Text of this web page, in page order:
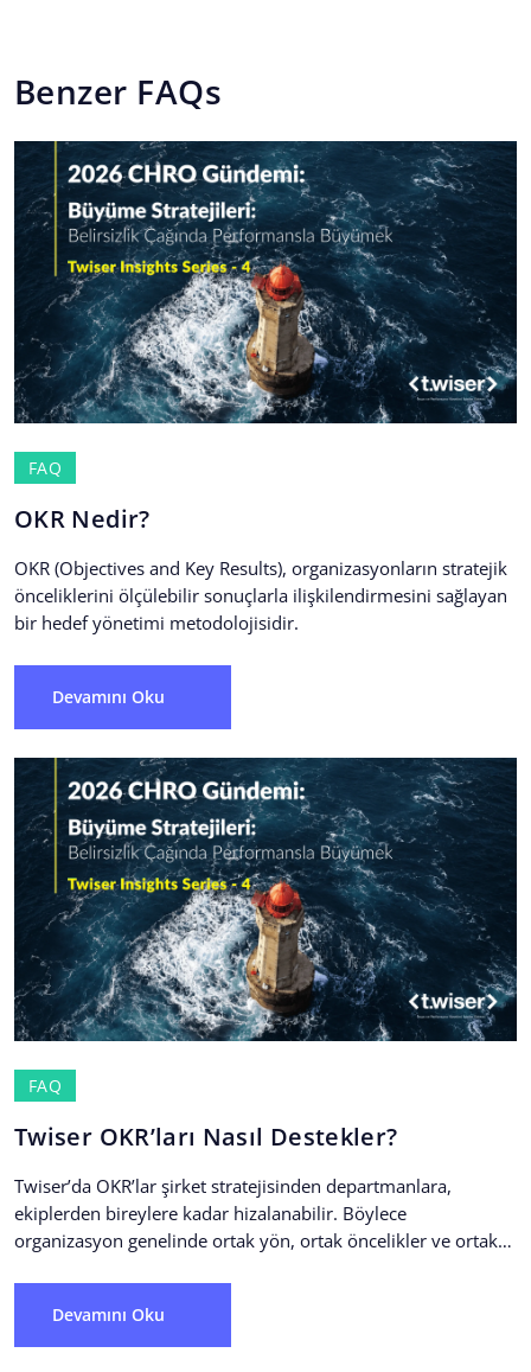
Benzer FAQs
FAQ
OKR Nedir?
OKR (Objectives and Key Results), organizasyonların stratejik
önceliklerini ölçülebilir sonuçlarla ilişkilendirmesini sağlayan
bir hedef yönetimi metodolojisidir.
Devamını Oku
FAQ
Twiser OKR’ları Nasıl Destekler?
Twiser’da OKR’lar şirket stratejisinden departmanlara,
ekiplerden bireylere kadar hizalanabilir. Böylece
organizasyon genelinde ortak yön, ortak öncelikler ve ortak
Devamını Oku